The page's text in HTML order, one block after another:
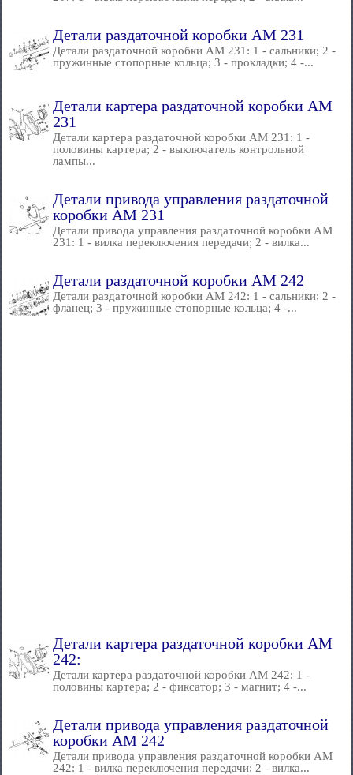
Детали раздаточной коробки AM 231
Детали раздаточной коробки AM 231: 1 - сальники; 2 -
пружинные стопорные кольца; 3 - прокладки; 4 -...
Детали картера раздаточной коробки AM
231
Детали картера раздаточной коробки AM 231: 1 -
половины картера; 2 - выключатель контрольной
лампы...
Детали привода управления раздаточной
коробки AM 231
Детали привода управления раздаточной коробки AM
231: 1 - вилка переключения передачи; 2 - вилка...
Детали раздаточной коробки AM 242
Детали раздаточной коробки AM 242: 1 - сальники; 2 -
фланец; 3 - пружинные стопорные кольца; 4 -...
Детали картера раздаточной коробки AM
242:
Детали картера раздаточной коробки AM 242: 1 -
половины картера; 2 - фиксатор; 3 - магнит; 4 -...
Детали привода управления раздаточной
коробки AM 242
Детали привода управления раздаточной коробки AM
242: 1 - вилка переключения передачи; 2 - вилка...